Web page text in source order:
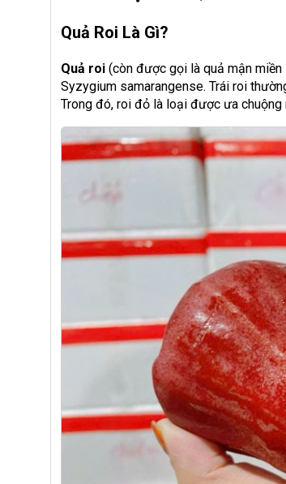
Quả Roi Là Gì?
Quả roi (còn được gọi là quả mận
Syzygium samarangense. Trái roi
Trong đó, roi đỏ là loại được ưa